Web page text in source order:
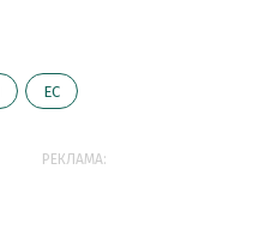
ЕС
РЕКЛАМА: